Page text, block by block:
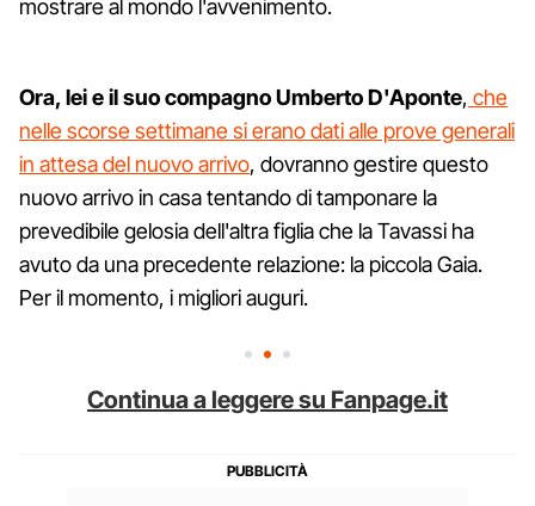
mostrare al mondo l'avvenimento.
Ora, lei e il suo compagno Umberto D'Aponte, che
nelle scorse settimane si erano dati alle prove generali
in attesa del nuovo arrivo, dovranno gestire questo
nuovo arrivo in casa tentando di tamponare la
prevedibile gelosia dell'altra figlia che la Tavassi ha
avuto da una precedente relazione: la piccola Gaia.
Per il momento, i migliori auguri.
Continua a leggere su Fanpage.it